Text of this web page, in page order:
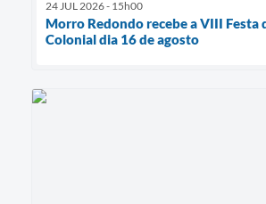
24 JUL 2026 - 15h00
Morro Redondo recebe a VIII Festa
Colonial dia 16 de agosto